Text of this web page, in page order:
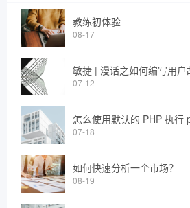
教练初体验
08-17
敏捷 | 漫话之如何编写用户
07-12
怎么使用默认的 PHP 执行
07-18
如何快速分析一个市场？
08-19